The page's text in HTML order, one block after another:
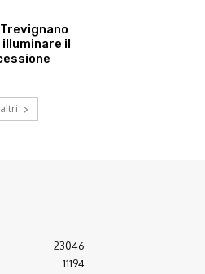
illuminare il
23046
11194